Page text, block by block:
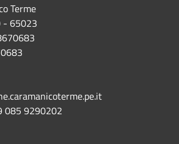
Terme
- 65023
085 9290202